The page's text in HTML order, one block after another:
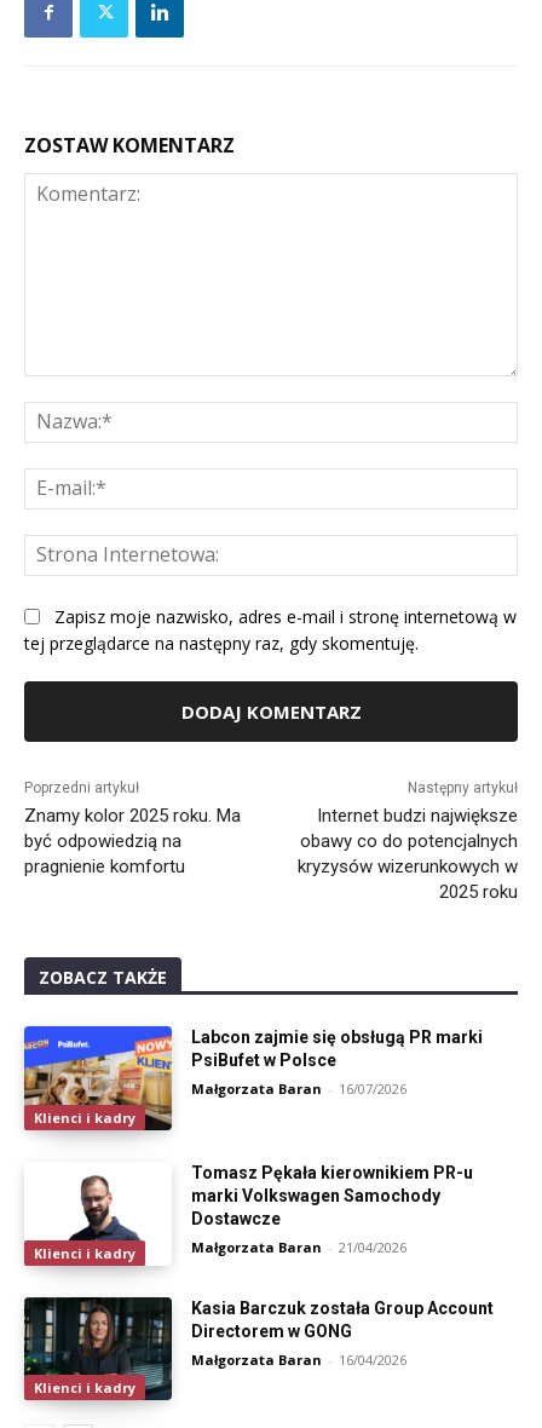
ZOSTAW KOMENTARZ
Zapisz moje nazwisko, adres e-mail i stronę internetową w
tej przeglądarce na następny raz, gdy skomentuję.
Poprzedni artykuł
Znamy kolor 2025 roku. Ma
być odpowiedzią na
pragnienie komfortu
Następny artykuł
Internet budzi największe
obawy co do potencjalnych
kryzysów wizerunkowych w
2025 roku
ZOBACZ TAKŻE
Klienci i kadry
Labcon zajmie się obsługą PR marki
PsiBufet w Polsce
Małgorzata Baran - 16/07/2026
Klienci i kadry
Tomasz Pękała kierownikiem PR-u
marki Volkswagen Samochody
Dostawcze
Małgorzata Baran - 21/04/2026
Klienci i kadry
Kasia Barczuk została Group Account
Directorem w GONG
Małgorzata Baran - 16/04/2026